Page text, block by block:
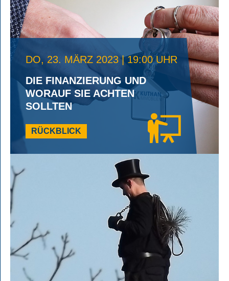
DO, 23. MÄRZ 2023 | 19:00 UHR
DIE FINANZIERUNG UND
WORAUF SIE ACHTEN
SOLLTEN
RÜCKBLICK